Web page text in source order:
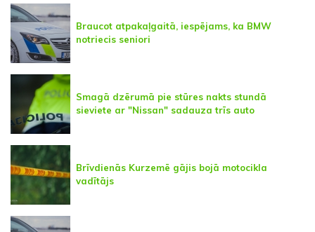
Braucot atpakaļgaitā, iespējams, ka BMW
notriecis seniori
Smagā dzērumā pie stūres nakts stundā
sieviete ar "Nissan" sadauza trīs auto
Brīvdienās Kurzemē gājis bojā motocikla
vadītājs